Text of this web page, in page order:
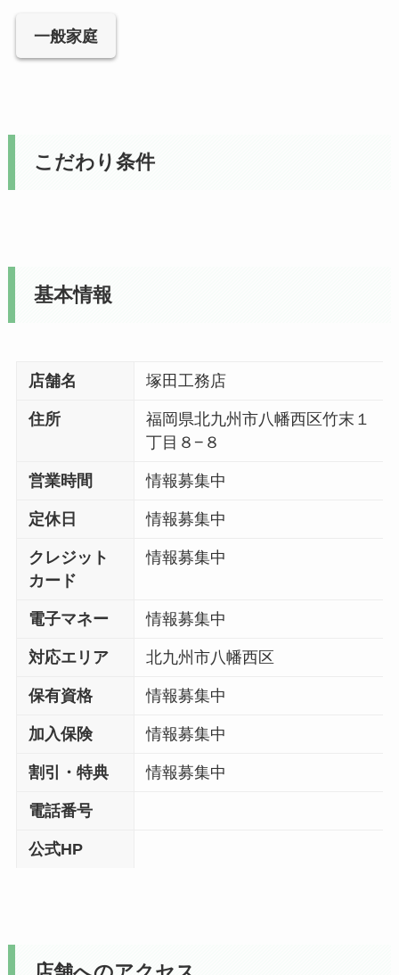
一般家庭
こだわり条件
基本情報
店舗名 塚田工務店
住所
福岡県北九州市八幡西区竹末１
丁目８−８
営業時間 情報募集中
定休日 情報募集中
クレジット
カード
情報募集中
電子マネー 情報募集中
対応エリア 北九州市八幡西区
保有資格 情報募集中
加入保険 情報募集中
割引・特典 情報募集中
電話番号
公式HP